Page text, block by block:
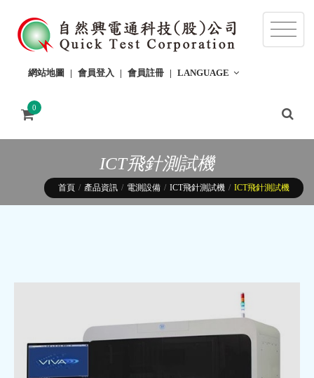
網站地圖 會員登入 會員註冊 LANGUAGE
0
ICT飛針測試機
首頁 產品資訊 電測設備 ICT飛針測試機 ICT飛針測試機